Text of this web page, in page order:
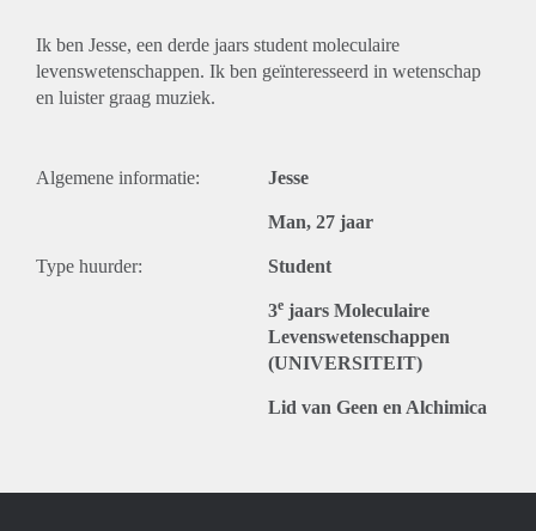
Ik ben Jesse, een derde jaars student moleculaire
levenswetenschappen. Ik ben geïnteresseerd in wetenschap
en luister graag muziek.
Algemene informatie: Jesse
Man, 27 jaar
Type huurder: Student
3e jaars Moleculaire
Levenswetenschappen
(UNIVERSITEIT)
Lid van Geen en Alchimica